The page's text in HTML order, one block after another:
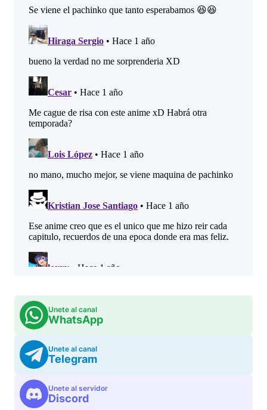
Unete al canal
WhatsApp
Unete al canal
Telegram
Unete al servidor
Discord